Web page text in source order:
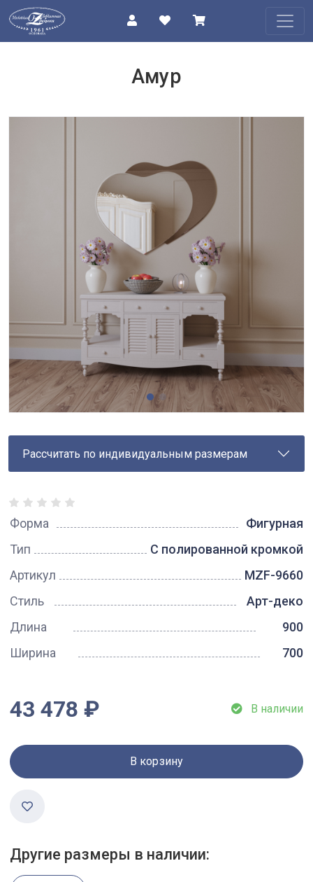
Амур
Рассчитать по индивидуальным размерам
Форма
Фигурная
Тип
С полированной кромкой
Артикул
MZF-9660
Стиль
Арт-деко
Длина
900
Ширина
700
43 478 ₽ В наличии
В корзину
Другие размеры в наличии: